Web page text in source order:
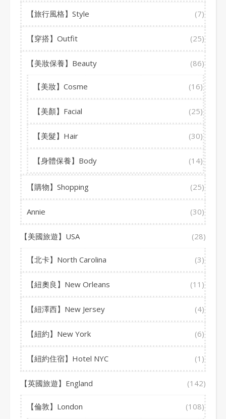
【旅行風格】Style (7)
【穿搭】Outfit (25)
【美妝保養】Beauty (86)
【美妝】Cosme (16)
【美顏】Facial (25)
【美髮】Hair (30)
【身體保養】Body (14)
【購物】Shopping (25)
Annie (30)
【美國旅遊】USA (28)
【北卡】North Carolina (3)
【紐奧良】New Orleans (11)
【紐澤西】New Jersey (4)
【紐約】New York (6)
【紐約住宿】Hotel NYC (1)
【英國旅遊】England (142)
【倫敦】London (108)